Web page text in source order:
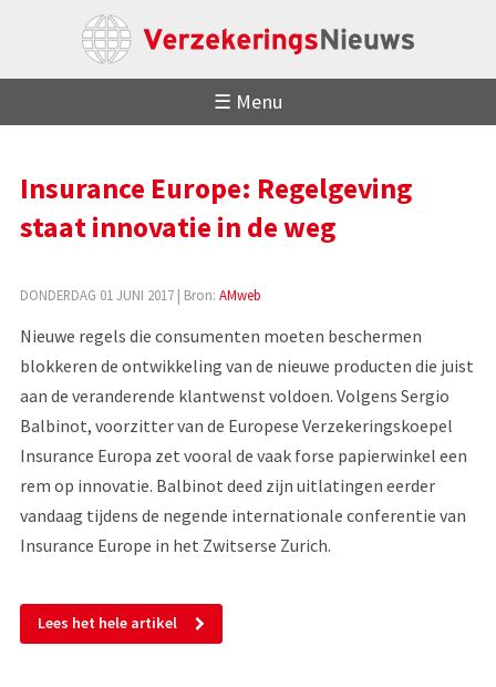
☰ Menu
Insurance Europe: Regelgeving
staat innovatie in de weg
DONDERDAG 01 JUNI 2017| Bron: AMweb
Nieuwe regels die consumenten moeten beschermen
blokkeren de ontwikkeling van de nieuwe producten die juist
aan de veranderende klantwenst voldoen. Volgens Sergio
Balbinot, voorzitter van de Europese Verzekeringskoepel
Insurance Europa zet vooral de vaak forse papierwinkel een
rem op innovatie. Balbinot deed zijn uitlatingen eerder
vandaag tijdens de negende internationale conferentie van
Insurance Europe in het Zwitserse Zurich.
Lees het hele artikel